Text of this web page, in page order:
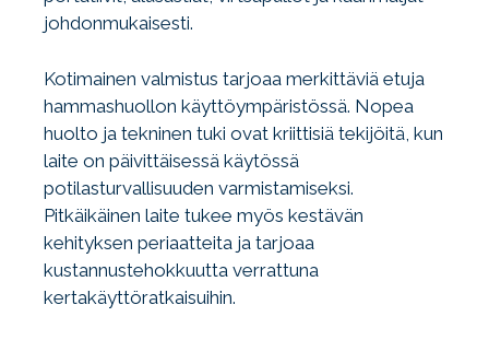
johdonmukaisesti.
Kotimainen valmistus tarjoaa merkittäviä etuja
hammashuollon käyttöympäristössä. Nopea
huolto ja tekninen tuki ovat kriittisiä tekijöitä, kun
laite on päivittäisessä käytössä
potilasturvallisuuden varmistamiseksi.
Pitkäikäinen laite tukee myös kestävän
kehityksen periaatteita ja tarjoaa
kustannustehokkuutta verrattuna
kertakäyttöratkaisuihin.